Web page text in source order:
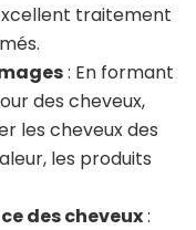
traitement
: En formant
des cheveux,
les cheveux des
les produits
des cheveux: